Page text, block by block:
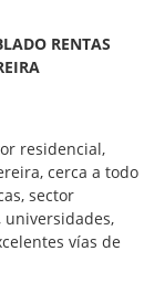
RENTAS
residencial,
cerca a todo
sector
universidades,
vías de